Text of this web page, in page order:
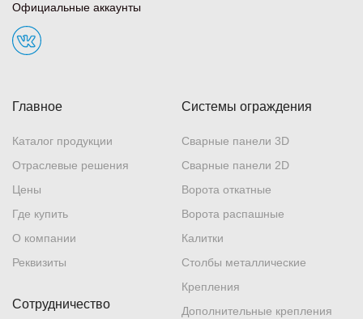
Главное
Каталог продукции
Отраслевые решения
Цены
Где купить
О компании
Реквизиты
Системы ограждения
Сварные панели 3D
Сварные панели 2D
Ворота откатные
Ворота распашные
Калитки
Столбы металлические
Крепления
Дополнительные крепления
Сотрудничество
Официальные аккаунты